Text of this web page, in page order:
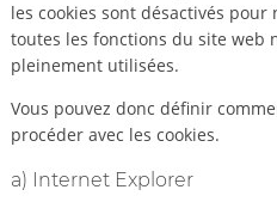
les cookies sont désactivés
toutes les fonctions du site web
pleinement utilisées.
Vous pouvez donc définir
procéder avec les cookies.
a) Internet Explorer